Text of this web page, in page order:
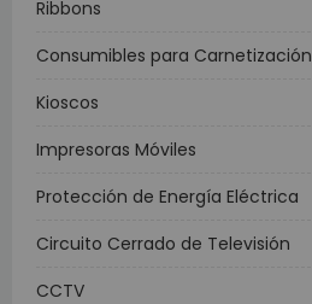
Ribbons
Consumibles para Carnetización
Kioscos
Impresoras Móviles
Protección de Energía Eléctrica
Circuito Cerrado de Televisión
CCTV